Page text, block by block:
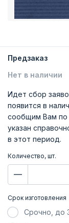
Предзаказ
Нет в наличии
Идет сбор
появится в
сообщим Вам по
указан
в этот период.
Количество, шт.
Срок изготовления
Срочно, до